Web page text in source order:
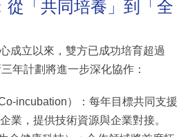
從「共同培養」到「全
成立以來，雙方已成功培育超過
年計劃將進一步深化協作：
incubation）：每年目標共同支援
業，提供技術資源與企業對接。